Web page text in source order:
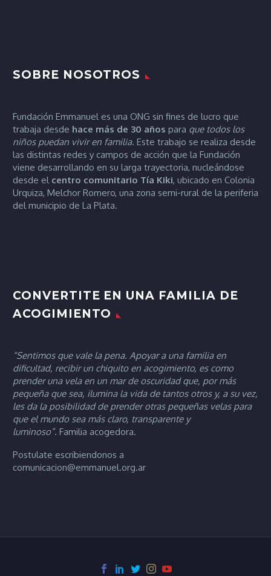
SOBRE NOSOTROS
Fundación Emmanuel es una ONG sin fines de lucro que
trabaja desde hace más de 30 años para que todos los
niños puedan vivir en familia. Este trabajo se realiza desde
las distintas redes y campos de acción que la Fundación
viene desarrollando en su larga trayectoria, nucleándose
desde el centro comunitario Tía Kiki, ubicado en Colonia
Urquiza, Melchor Romero, una zona semi-rural de la periferia
del municipio de La Plata.
CONVERTITE EN UNA FAMILIA DE
ACOGIMIENTO
“Sentimos que vale la pena. Apoyar a una familia en
dificultad, recibir un chiquito en acogimiento, es como
prender una vela en un mar de oscuridad que, por más
pequeña que sea, ilumina la vida de tantos otros y, a su vez,
les da la posibilidad de prender otras pequeñas velas para
que el mundo sea más claro, transparente y
luminoso”. Familia acogedora.
Postulate escribiendonos a
comunicacion@emmanuel.org.ar